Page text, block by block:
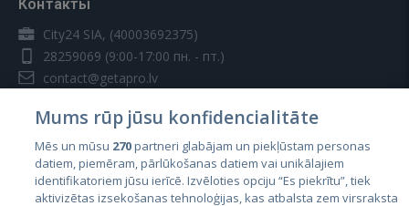
Контакты
City24 SIA, (40003692375)
28259069 (9:00-17:00 пн. - пт.)
contact@getapro.lv
Страны
Mums rūp jūsu konfidencialitāte
Mēs un mūsu 270partneri glabājam un piekļūstam personas
datiem, piemēram, pārlūkošanas datiem vai unikālajiem
identifikatoriem jūsu ierīcē. Izvēloties opciju “Es piekrītu”, tiek
aktivizētas izsekošanas tehnoloģijas, kas atbalsta zem virsraksta